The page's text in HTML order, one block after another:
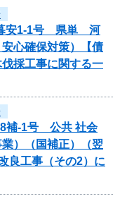
暮安1-1号 県単 河
心確保対策）【債
採工事に関する一
補-1号 公共 社会
）（国補正）（翌
良工事（その2）に